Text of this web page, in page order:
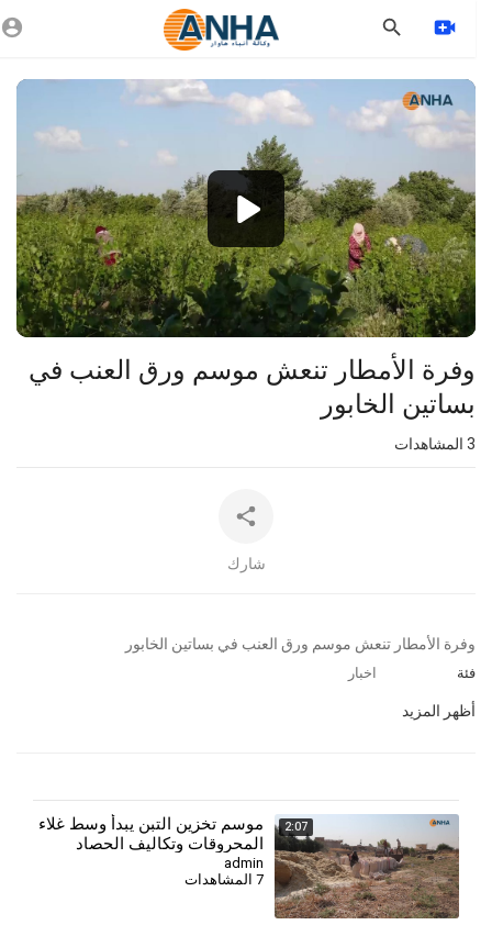
Video
Player
1080p
360p
240p
auto
وفرة الأمطار تنعش موسم ورق العنب في
بساتين الخابور
المشاهدات
شارك
⁣وفرة الأمطار تنعش موسم ورق العنب في بساتين الخابور
فئة اخبار
أظهر المزيد
2:07
⁣موسم تخزين التبن يبدأ وسط غلاء
المحروقات وتكاليف الحصاد
admin
7 المشاهدات